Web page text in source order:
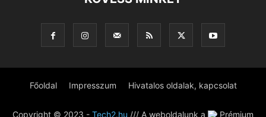
Főoldal Impresszum Hivatalos oldalak, kapcsolat
Copyright © 2023 - Tech2.hu /// A weboldalunk a Prémium